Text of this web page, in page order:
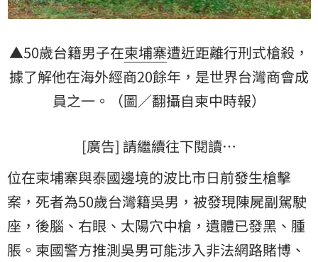
▲50歲台籍男子在柬埔寨遭近距離行刑式槍殺，
據了解他在海外經商20餘年，是世界台灣商會成
員之一。（圖／翻攝自柬中時報）
[廣告] 請繼續往下閱讀…
位在柬埔寨與泰國邊境的波比市日前發生槍擊
案，死者為50歲台灣籍吳男，被發現陳屍副駕駛
座，後腦、右眼、太陽穴中槍，遺體已發黑、腫
脹。柬國警方推測吳男可能涉入非法網路賭博、